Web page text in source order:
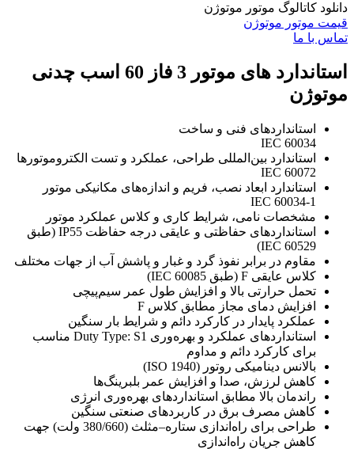
دانلود کاتالوگ موتور موتوژن
قیمت موتور موتوژن
تماس با ما
استاندارد های موتور 3 فاز 60 اسب چدنی
موتوژن
استانداردهای فنی و ساخت
IEC 60034
استاندارد بین‌المللی طراحی، عملکرد و تست الکتروموتورها
IEC 60072
استاندارد ابعاد نصب، فریم و اندازه‌های مکانیکی موتور
IEC 60034-1
مشخصات نامی، شرایط کاری و کلاس عملکرد موتور
استانداردهای حفاظتی و عایقی درجه حفاظت IP55 (طبق
IEC 60529)
مقاوم در برابر نفوذ گرد و غبار و پاشش آب از جهات مختلف
کلاس عایقی F (طبق IEC 60085)
تحمل حرارتی بالا و افزایش طول عمر سیم‌پیچی
افزایش دمای مجاز مطابق کلاس F
عملکرد پایدار در کارکرد دائم و شرایط بار سنگین
استانداردهای عملکرد و بهره‌وری Duty Type: S1 مناسب
برای کارکرد دائم و مداوم
بالانس دینامیکی روتور (ISO 1940)
کاهش لرزش، صدا و افزایش عمر بلبرینگ‌ها
راندمان بالا مطابق استانداردهای بهره‌وری انرژی
کاهش مصرف برق در کاربردهای صنعتی سنگین
طراحی برای راه‌اندازی ستاره–مثلث (380/660 ولت) جهت
کاهش جریان راه‌اندازی